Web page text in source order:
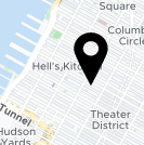
accommodatie